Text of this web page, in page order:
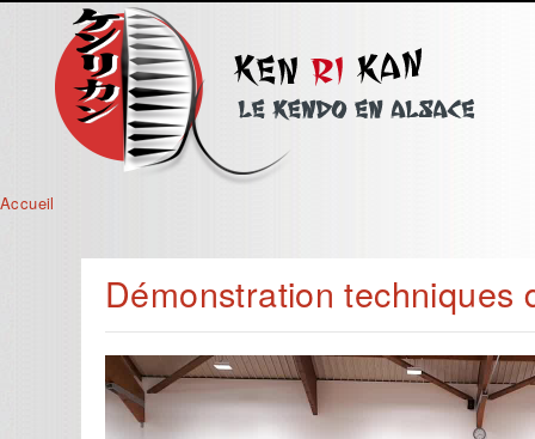
Vous êtes ici
Accueil
Démonstration techniques